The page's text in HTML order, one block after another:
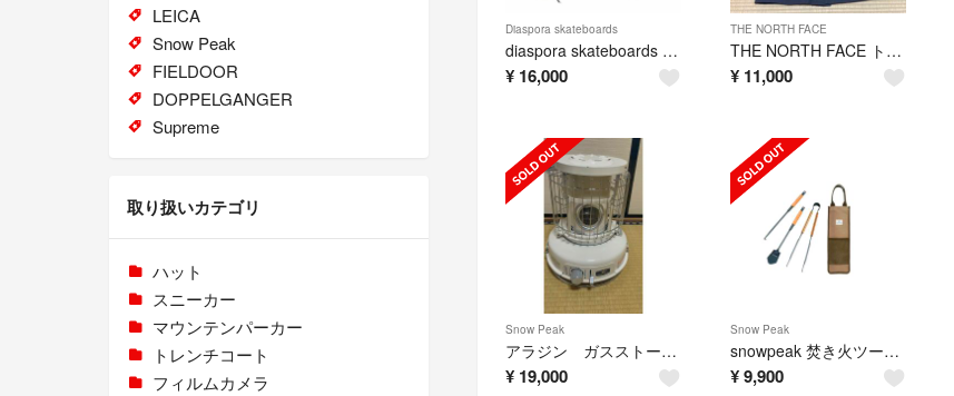
Diaspora skateboards
diaspora skateboards anorakj acket
¥ 16,000
THE NORTH FACE
THE NORTH FACE トレンチコート
¥ 11,000
Snow Peak
アラジン ガスストーブ WH
¥ 19,000
Snow Peak
snowpeak 焚き火ツールセットpro
¥9,900
LEICA
Snow Peak
FIELDOOR
DOPPELGANGER
Supreme
取り扱いカテゴリ
ハット
スニーカー
マウンテンパーカー
トレンチコート
フィルムカメラ